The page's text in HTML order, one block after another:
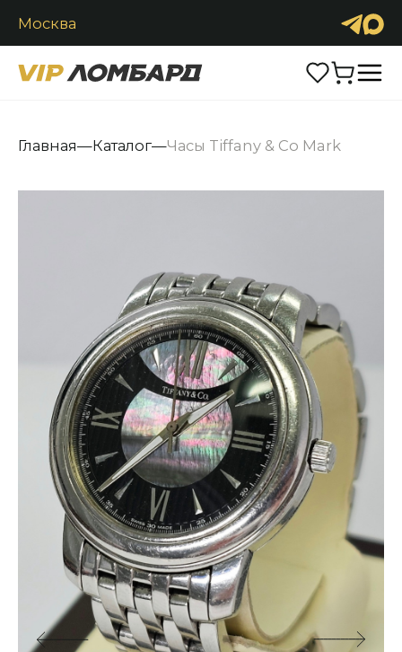
Москва
Продать Обменять
АксессуарыУслугиКонтакты
Главная—Каталог—Часы Tiffany & Co Mark